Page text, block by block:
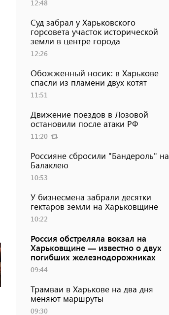
12:48
Суд забрал у Харьковского
горсовета участок исторической
земли в центре города
12:26
Обожженный носик: в Харькове
спасли из пламени двух котят
11:51
Движение поездов в Лозовой
остановили после атаки РФ
11:20
Россияне сбросили "Бандероль" на
Балаклею
10:53
У бизнесмена забрали десятки
гектаров земли на Харьковщине
10:22
Россия обстреляла вокзал на
Харьковщине — известно о двух
погибших железнодорожниках
09:44
Трамваи в Харькове на два дня
меняют маршруты
09:30